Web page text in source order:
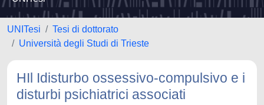
UNITesi
Tesi di dottorato
Università degli Studi di Trieste
HIl Idisturbo ossessivo-compulsivo e i
disturbi psichiatrici associati